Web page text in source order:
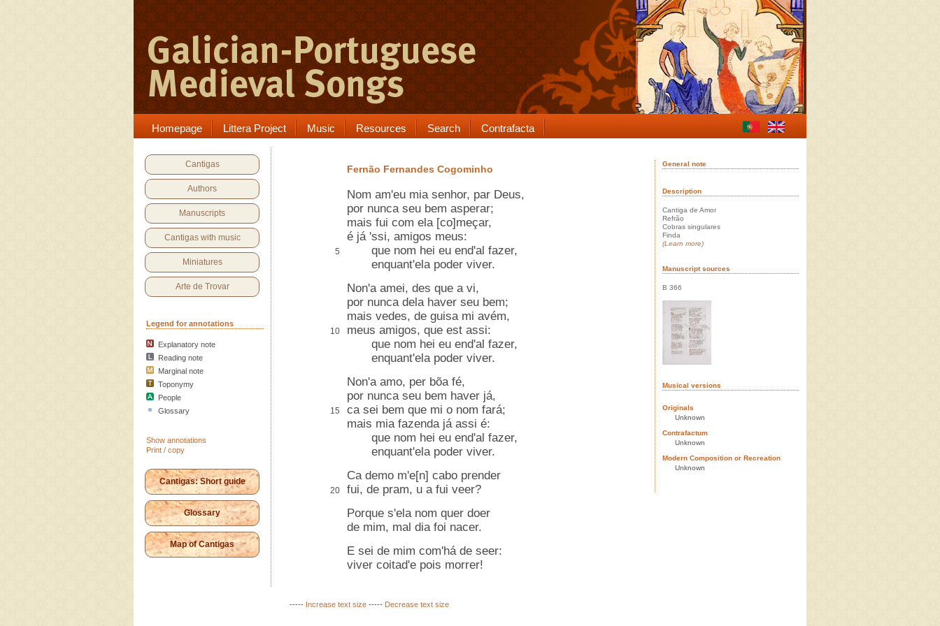
Homepage Littera Project Music Resources Search Contrafacta
Cantigas
Authors
Manuscripts
Cantigas with music
Miniatures
Arte de Trovar
Legend for annotations
Explanatory note
Reading note
Marginal note
Toponymy
People
Glossary
Show annotations
Print / copy
Cantigas: Short guide
Glossary
Map of Cantigas
Fernão Fernandes Cogominho
Nom am'eu mia senhor, par Deus,
por nunca seu bem asperar;
mais fui com ela [co]meçar,
é já 'ssi, amigos meus:
5
que nom hei eu end'al fazer,
enquant'ela poder viver.
Non'a amei, des que a vi,
por nunca dela haver seu bem;
mais vedes, de guisa mi avém,
10
meus amigos, que est assi:
que nom hei eu end'al fazer,
enquant'ela poder viver.
Non'a amo, per bõa fé,
por nunca seu bem haver já,
15
ca sei bem que mi o nom fará;
mais mia fazenda já assi é:
que nom hei eu end'al fazer,
enquant'ela poder viver.
Ca demo m'e[n] cabo prender
20
fui, de pram, u a fui veer?
Porque s'ela nom quer doer
de mim, mal dia foi nacer.
E sei de mim com'há de seer:
viver coitad'e pois morrer!
----- Increase text size ----- Decrease text size
General note
Description
Cantiga de Amor
Refrão
Cobras singulares
Finda
(Learn more)
Manuscript sources
B 366
Musical versions
Originals
Unknown
Contrafactum
Unknown
Modern Composition or Recreation
Unknown